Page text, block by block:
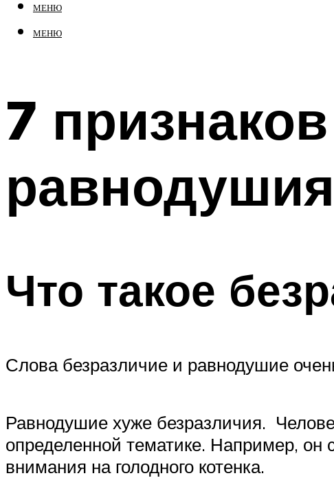
МЕНЮ
МЕНЮ
7
равнодушия
Что такое
Слова безразличие и равнодушие
Равнодушие хуже безразличия.
определенной тематике. Например,
внимания на голодного котенка.